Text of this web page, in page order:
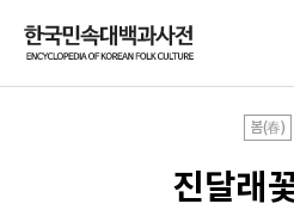
봄(春)
진달래